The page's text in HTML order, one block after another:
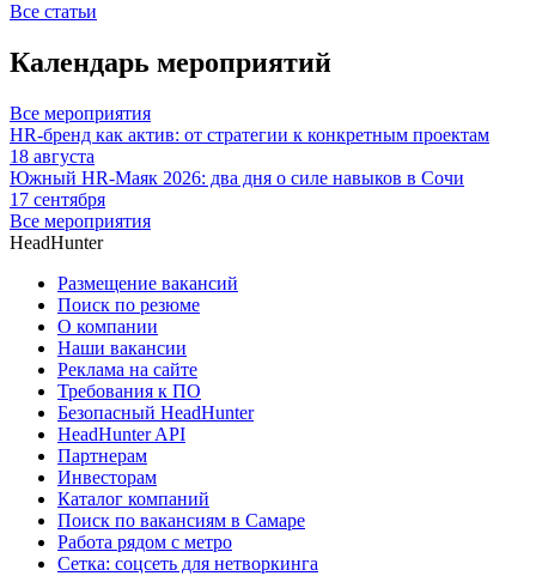
Все статьи
Календарь мероприятий
Все мероприятия
HR-бренд как актив: от стратегии к конкретным проектам
18 августа
Южный HR-Маяк 2026: два дня о силе навыков в Сочи
17 сентября
Все мероприятия
HeadHunter
Размещение вакансий
Поиск по резюме
О компании
Наши вакансии
Реклама на сайте
Требования к ПО
Безопасный HeadHunter
HeadHunter API
Партнерам
Инвесторам
Каталог компаний
Поиск по вакансиям в Самаре
Работа рядом с метро
Сетка: соцсеть для нетворкинга